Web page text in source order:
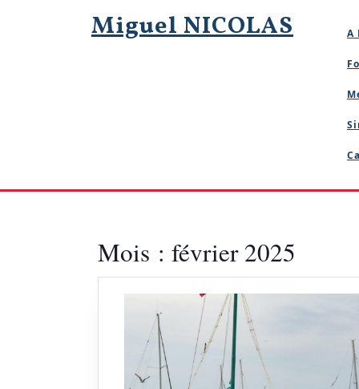
Miguel NICOLAS A
Mois : février 2025